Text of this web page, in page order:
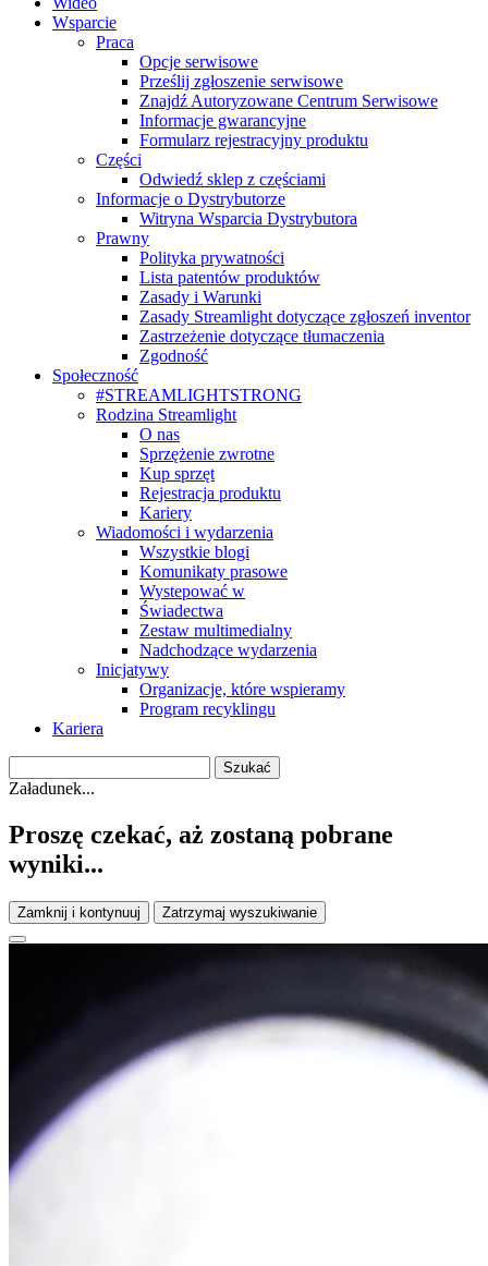
Wsparcie
Praca
Opcje serwisowe
Prześlij zgłoszenie serwisowe
Znajdź Autoryzowane Centrum Serwisowe
Informacje gwarancyjne
Formularz rejestracyjny produktu
Części
Odwiedź sklep z częściami
Informacje o Dystrybutorze
Witryna Wsparcia Dystrybutora
Prawny
Polityka prywatności
Lista patentów produktów
Zasady i Warunki
Zasady Streamlight dotyczące zgłoszeń inventor
Zastrzeżenie dotyczące tłumaczenia
Zgodność
Społeczność
#STREAMLIGHTSTRONG
Rodzina Streamlight
O nas
Sprzężenie zwrotne
Kup sprzęt
Rejestracja produktu
Kariery
Wiadomości i wydarzenia
Wszystkie blogi
Komunikaty prasowe
Wystepować w
Świadectwa
Zestaw multimedialny
Nadchodzące wydarzenia
Inicjatywy
Organizacje, które wspieramy
Program recyklingu
Kariera
Załadunek...
Proszę czekać, aż zostaną pobrane
wyniki...
Zamknij i kontynuuj Zatrzymaj wyszukiwanie